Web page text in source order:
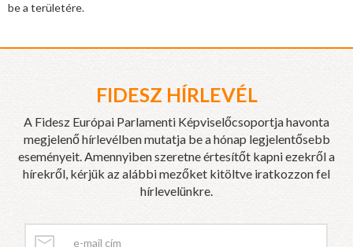
be a területére.
FIDESZ HÍRLEVÉL
A Fidesz Európai Parlamenti Képviselőcsoportja havonta
megjelenő hírlevélben mutatja be a hónap legjelentősebb
eseményeit. Amennyiben szeretne értesítőt kapni ezekről a
hírekről, kérjük az alábbi mezőket kitöltve iratkozzon fel
hírlevelünkre.